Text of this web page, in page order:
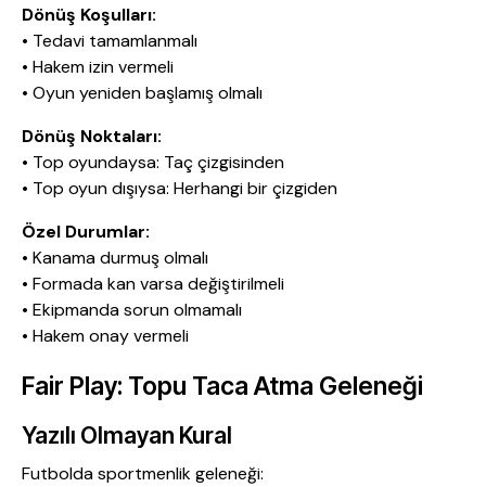
Dönüş Koşulları:
• Tedavi tamamlanmalı
• Hakem izin vermeli
• Oyun yeniden başlamış olmalı
Dönüş Noktaları:
• Top oyundaysa: Taç çizgisinden
• Top oyun dışıysa: Herhangi bir çizgiden
Özel Durumlar:
• Kanama durmuş olmalı
• Formada kan varsa değiştirilmeli
• Ekipmanda sorun olmamalı
• Hakem onay vermeli
Fair Play: Topu Taca Atma Geleneği
Yazılı Olmayan Kural
Futbolda sportmenlik geleneği: